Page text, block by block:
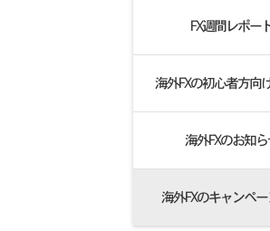
FX週間レポー
海外FXの初心者方向
海外FXのお知
海外FXのキャンペ